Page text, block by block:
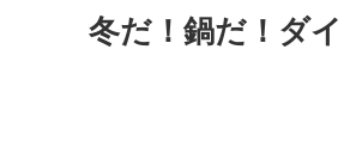
冬だ！鍋だ！ダ